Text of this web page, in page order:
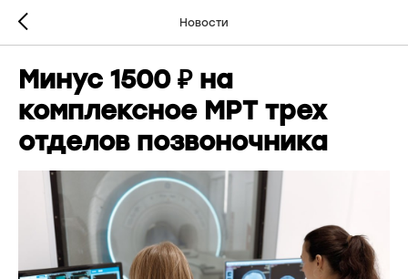
Новости
Минус 1500 ₽ на
комплексное МРТ трех
отделов позвоночника